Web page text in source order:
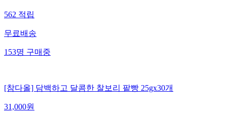
562적립
무료배송
153명구매중
[참다올] 담백하고 달콤한 찰보리 팥빵 25gx30개
31,000원